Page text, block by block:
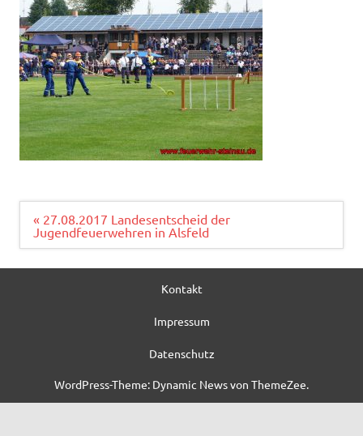
Beitragsnavigation
« 27.08.2017 Landesentscheid der
Jugendfeuerwehren in Alsfeld
Kontakt
Impressum
Datenschutz
WordPress-Theme: Dynamic News von ThemeZee.